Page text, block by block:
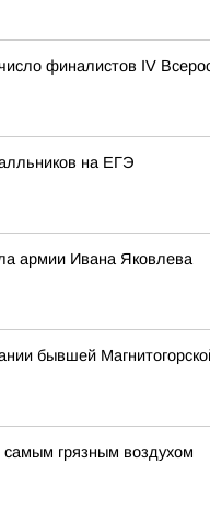
финалистов IV
на ЕГЭ
армии Ивана Яковлева
бывшей
самым грязным воздухом